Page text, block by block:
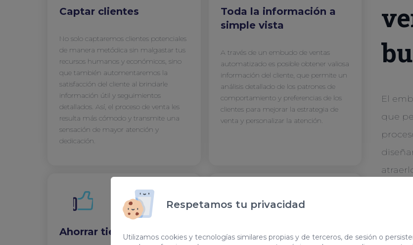
Respetamos tu privacidad
Utilizamos cookies y tecnologías similares propias y de terceros, de sesión o
Captar clientes
No solo captaremos clientes potenciales
de manera metódica sin malgastar tus
recursos humanos y económicos, sino
que también automentaremos la
satisfacción del cliente al brindarle
información útil y seguimientos
detallados. Así, el proceso de venta les
resulta más cómodo y transmite una
sensación de mayor atención y
dedicación.
Toda la información a
simple vista
A través de un embudo de ventas
automatizado es posible obtener valiosa
información del cliente, que permite un
análisis detallado de los patrones de
comportamiento y preferencias de los
clientes para mejorar la estrategia de
venta y personalizar la atención.
Ahorrar tiempo Aumenta tus ventas
El
que